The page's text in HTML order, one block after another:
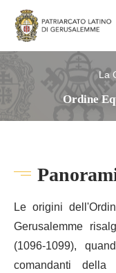
La
Ordine
Le origini
Gerusalemme
(1096-1099),
comandanti della